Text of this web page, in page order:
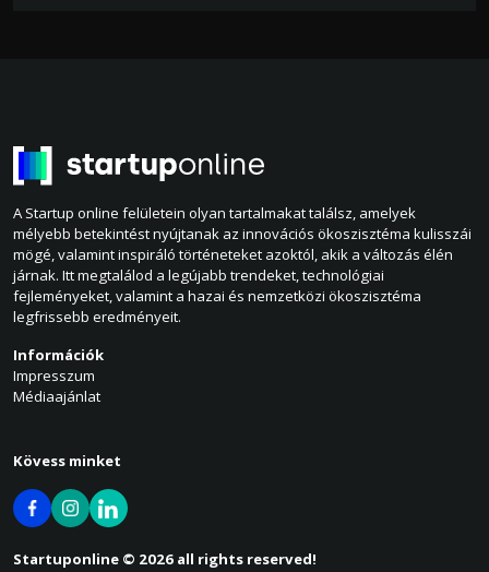
A Startup online felületein olyan tartalmakat találsz, amelyek
mélyebb betekintést nyújtanak az innovációs ökoszisztéma kulisszái
mögé, valamint inspiráló történeteket azoktól, akik a változás élén
járnak. Itt megtalálod a legújabb trendeket, technológiai
fejleményeket, valamint a hazai és nemzetközi ökoszisztéma
legfrissebb eredményeit.
Információk
Impresszum
Médiaajánlat
Kövess minket
Startuponline © 2026 all rights reserved!